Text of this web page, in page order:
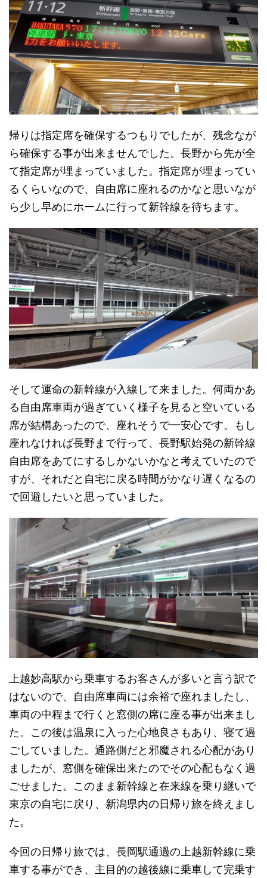
帰りは指定席を確保するつもりでしたが、残念なが
ら確保する事が出来ませんでした。長野から先が全
て指定席が埋まっていました。指定席が埋まってい
るくらいなので、自由席に座れるのかなと思いなが
ら少し早めにホームに行って新幹線を待ちます。
そして運命の新幹線が入線して来ました。何両かあ
る自由席車両が過ぎていく様子を見ると空いている
席が結構あったので、座れそうで一安心です。もし
座れなければ長野まで行って、長野駅始発の新幹線
自由席をあてにするしかないかなと考えていたので
すが、それだと自宅に戻る時間がかなり遅くなるの
で回避したいと思っていました。
上越妙高駅から乗車するお客さんが多いと言う訳で
はないので、自由席車両には余裕で座れましたし、
車両の中程まで行くと窓側の席に座る事が出来まし
た。この後は温泉に入った心地良さもあり、寝て過
ごしていました。通路側だと邪魔される心配があり
ましたが、窓側を確保出来たのでその心配もなく過
ごせました。このまま新幹線と在来線を乗り継いで
東京の自宅に戻り、新潟県内の日帰り旅を終えまし
た。
今回の日帰り旅では、長岡駅通過の上越新幹線に乗
車する事ができ、主目的の越後線に乗車して完乗す